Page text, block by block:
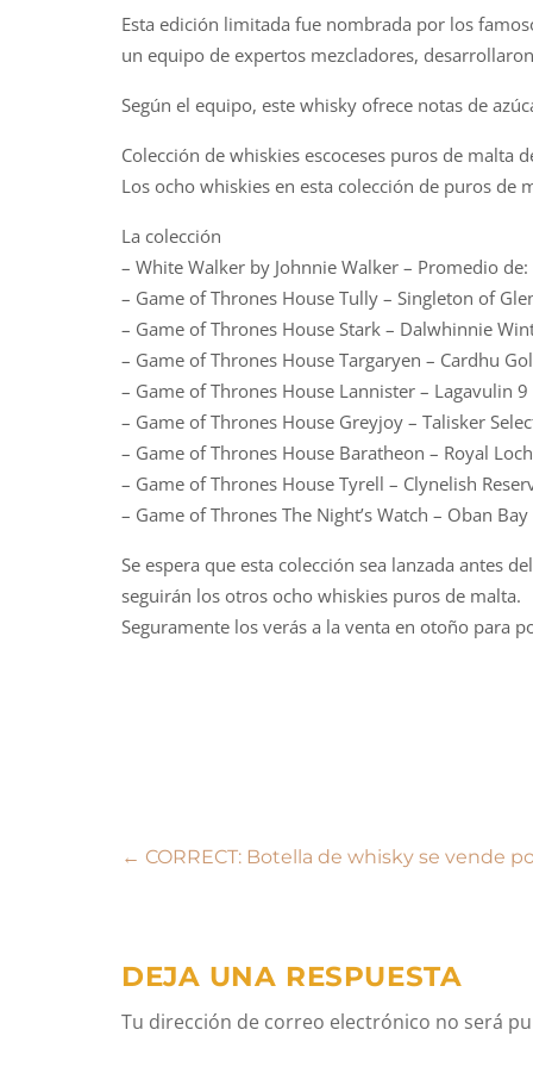
Esta edición limitada fue nombrada por los
un equipo de expertos mezcladores,
Según el equipo, este whisky ofrece notas de
Colección de whiskies escoceses puros de malta
Los ocho whiskies en esta colección de puros de
La colección
– White Walker by Johnnie Walker – Promedio
– Game of Thrones House Tully – Singleton of
– Game of Thrones House Stark – Dalwhinnie
– Game of Thrones House Targaryen – Cardhu
– Game of Thrones House Lannister – Lagavulin
– Game of Thrones House Greyjoy – Talisker
– Game of Thrones House Baratheon – Royal
– Game of Thrones House Tyrell – Clynelish
– Game of Thrones The Night’s Watch – Oban
Se espera que esta colección sea lanzada antes
seguirán los otros ocho whiskies puros de malta.
Seguramente los verás a la venta en otoño para
Navegación
entradas
← CORRECT: Botella de whisky se vende
DEJA UNA RESPUESTA
Tu dirección de correo electrónico no será